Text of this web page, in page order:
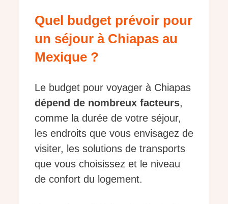
Quel budget prévoir pour
un séjour à Chiapas au
Mexique ?
Le budget pour voyager à Chiapas
dépend de nombreux facteurs,
comme la durée de votre séjour,
les endroits que vous envisagez de
visiter, les solutions de transports
que vous choisissez et le niveau
de confort du logement.